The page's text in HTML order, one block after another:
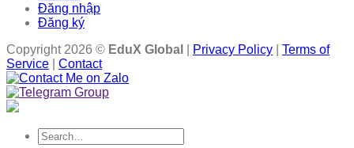
Đăng nhập
Đăng ký
Copyright 2026 © EduX Global Privacy Policy
Terms of
Service
Contact
Search